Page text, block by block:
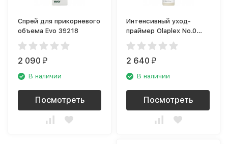
Спрей для прикорневого
объема Evo 39218
2 090₽
В наличии
Посмотреть
Интенсивный уход-
праймер Olaplex No.0
Активное
восстановление
2 640₽
В наличии
Посмотреть